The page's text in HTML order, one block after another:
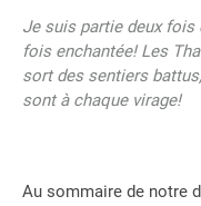
Je suis partie deux fois
fois enchantée! Les
sort des sentiers
sont à chaque virage!
Au sommaire de notre